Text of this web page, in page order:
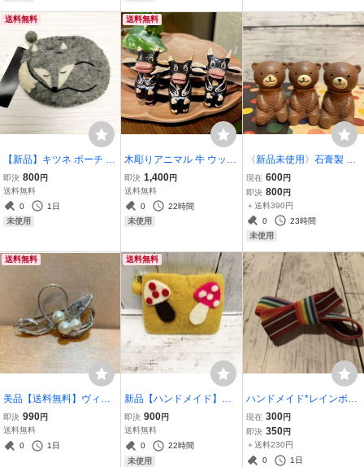
送料無料
【新品】キツネ ポーチ ラ
イトグレー〈新品タグ
付〉小物入れ 化粧ポーチ
ハンドメイド きつね 動物
羊毛 ネパール製 ウール
即決 800円
送料無料
0
1日
未使用
送料無料
木彫りアニマル 牛 ウッシ
ー 3頭 6cm インテリア 置
物 セット 木彫り 木製 お
座り バリ アジアン雑貨 エ
スニック インテリア雑貨
即決 1,400円
送料無料
0
22時間
未使用
〈新品未使用〉石膏製 お
座りクマの置物 まとめて
3体セット ナチュラル 飾
り インテリア 癒し アニマ
ル 動物 ST_N5
現在 600円
即決 800円
＋送料390円
0
23時間
未使用
送料無料
美品【送料無料】ヴィン
テージ ブローチ レトロブ
ローチ*シルバーカラー フ
ェイクパール 軽量 ST_
即決 990円
送料無料
0
1日
送料無料
新品【ハンドメイド】羊
毛フェルトポーチ キノコ
2種類 11cm×14cm イエロ
ー 白とピンクのきのこ
ST_N6
即決 900円
送料無料
0
22時間
未使用
ハンドメイド*レインボー
リボンバレッタ*虹色*一
点物 CR_I8⑤
現在 300円
即決 350円
＋送料230円
0
1日